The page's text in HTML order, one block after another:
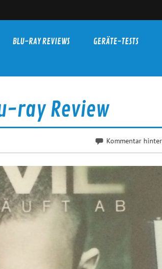
BLU-RAY REVIEWS GERÄTE-TESTS
ray Review
Kommentar